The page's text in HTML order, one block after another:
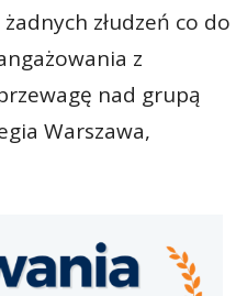
złudzeń co do
z
nad grupą
Warszawa,